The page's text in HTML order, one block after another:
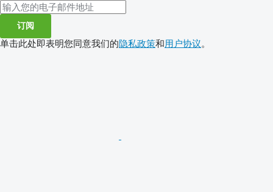
订阅
单击此处即表明您同意我们的隐私政策和用户协议。